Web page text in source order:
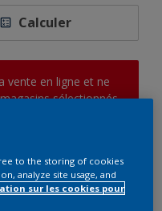
Calculer
vente en ligne et ne
sélectionnés.
list
magasin
to the storing of cookies
analyze site usage, and
sur les cookies pour